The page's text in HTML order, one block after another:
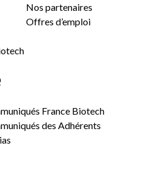
Nos partenaires
Offres d’emploi
France Biotech
des Adhérents